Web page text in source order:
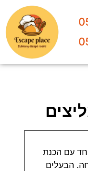
עם הכנת
הבעלים